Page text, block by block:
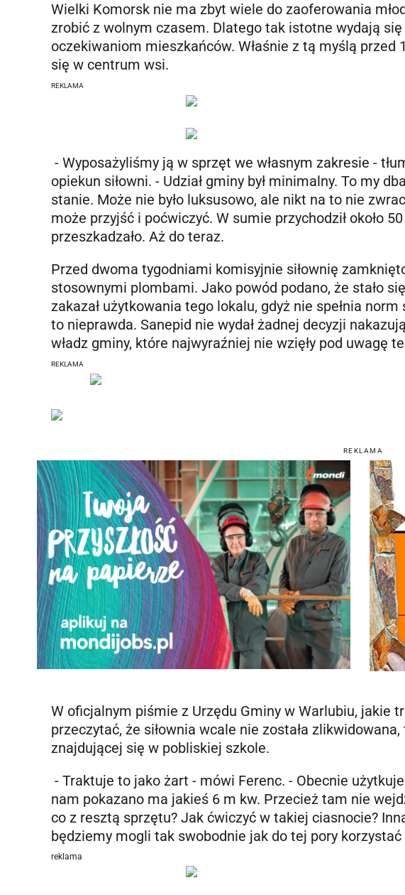
Wielki Komorsk nie ma zbyt wiele do zaoferowania
zrobić z wolnym czasem. Dlatego tak istotne wydają
oczekiwaniom mieszkańców. Właśnie z tą myślą przed
się w centrum wsi.
REKLAMA
- Wyposażyliśmy ją w sprzęt we własnym zakresie -
opiekun siłowni. - Udział gminy był minimalny. To my
stanie. Może nie było luksusowo, ale nikt na to nie
może przyjść i poćwiczyć. W sumie przychodził około
przeszkadzało. Aż do teraz.
Przed dwoma tygodniami komisyjnie siłownię
stosownymi plombami. Jako powód podano, że stało
zakazał użytkowania tego lokalu, gdyż nie spełnia
to nieprawda. Sanepid nie wydał żadnej decyzji
władz gminy, które najwyraźniej nie wzięły pod uwagę
REKLAMA
REKLAMA
W oficjalnym piśmie z Urzędu Gminy w Warlubiu, jakie
przeczytać, że siłownia wcale nie została
znajdującej się w pobliskiej szkole.
- Traktuje to jako żart - mówi Ferenc. - Obecnie
nam pokazano ma jakieś 6 m kw. Przecież tam nie
co z resztą sprzętu? Jak ćwiczyć w takiej ciasnocie?
będziemy mogli tak swobodnie jak do tej pory
reklama